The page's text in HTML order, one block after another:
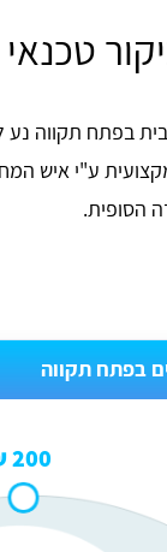
בפתח תקווה נע
ע"י איש
הסופית.
בפתח תקווה
200 ₪